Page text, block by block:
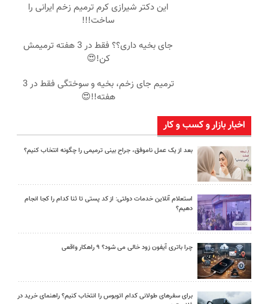
این دکتر شیرازی کرم ترمیم زخم ایرانی را
ساخت!!!
جای بخیه داری؟؟ فقط در 3 هفته ترمیمش
کن!😍
ترمیم جای زخم، بخیه و سوختگی فقط در 3
هفته!!😍
اخبار بازار و کسب و کار
بعد از یک عمل ناموفق، جراح بینی ترمیمی را چگونه انتخاب کنیم؟
استعلام آنلاین خدمات دولتی: از کد پستی تا ثنا کدام را کجا انجام
دهیم؟
چرا باتری آیفون زود خالی می شود؟ ۹ راهکار واقعی
برای سفرهای طولانی کدام اتوبوس را انتخاب کنیم؟ راهنمای خرید در